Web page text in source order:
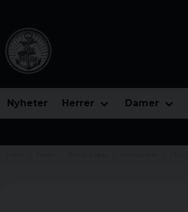
Nyheter Herrer Damer